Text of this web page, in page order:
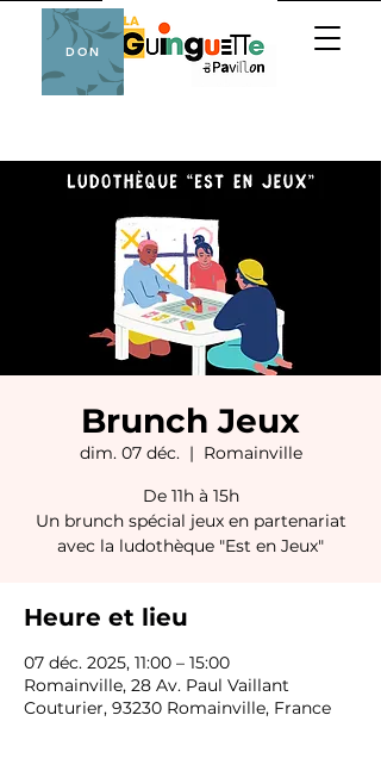
DON
Brunch Jeux
dim. 07 déc.
  |
Romainville
De 11h à 15h
Un brunch spécial jeux en partenariat
avec la ludothèque "Est en Jeux"
Heure et lieu
07 déc. 2025, 11:00 – 15:00
Romainville, 28 Av. Paul Vaillant
Couturier, 93230 Romainville, France